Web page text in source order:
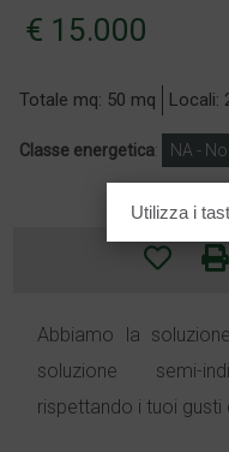
€ 15.000
Totale mq: 50 mq Locali:
Classe energetica: NA -
Abbiamo la
soluzione semi-
rispettando i tuoi gusti
Utilizza i